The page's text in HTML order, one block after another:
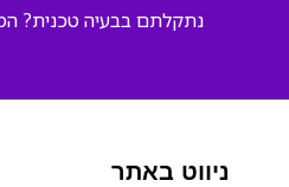
נתקלתם בבעיה טכנית?
ניווט באתר